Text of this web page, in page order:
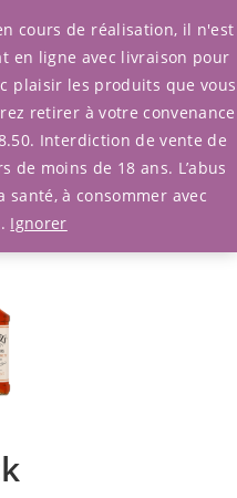
0
/ Afficher les 2
cours de réalisation, il n'est
en ligne avec livraison pour
plaisir les produits que vous
retirer à votre convenance
Interdiction de vente de
de moins de 18 ans. L’abus
santé, à consommer avec
Ignorer